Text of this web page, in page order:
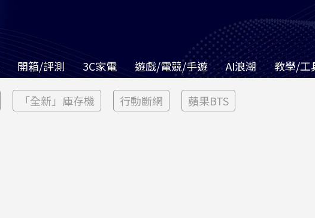
開箱/評測 3C家電 遊戲/電競/手遊 AI浪潮 教學/工
「全新」庫存機 行動斷網 蘋果BTS